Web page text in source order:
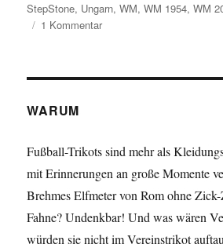
StepStone, Ungarn,WM,WM 1954,WM
1 Kommentarzu
WARUM
Fußball-Trikots sind mehr als
mit Erinnerungen an große Momente
Brehmes Elfmeter von Rom ohne
Fahne? Undenkbar! Und was wären
würden sie nicht im Vereinstrikot